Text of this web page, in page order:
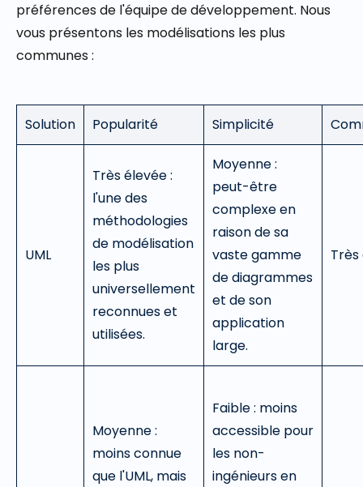
préférences de l'équipe de développement. Nous
vous présentons les modélisations les plus
communes :
Solution Popularité Simplicité
UML
Très élevée :
l'une des
méthodologies
de modélisation
les plus
universellement
reconnues et
utilisées.
Moyenne :
peut-être
complexe en
raison de sa
vaste gamme
de diagrammes
et de son
application
large.
Moyenne :
moins connue
que l'UML, mais
Faible : moins
accessible pour
les non-
ingénieurs en